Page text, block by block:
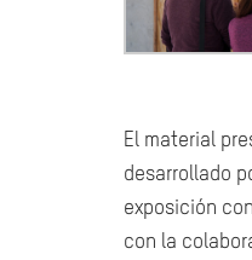
El material
desarrollado
exposición
con la